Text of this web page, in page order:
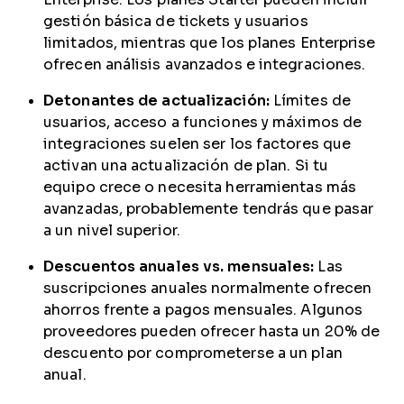
gestión básica de tickets y usuarios
limitados, mientras que los planes Enterprise
ofrecen análisis avanzados e integraciones.
Detonantes de actualización:Límites de
usuarios, acceso a funciones y máximos de
integraciones suelen ser los factores que
activan una actualización de plan. Si tu
equipo crece o necesita herramientas más
avanzadas, probablemente tendrás que pasar
a un nivel superior.
Descuentos anuales vs. mensuales: Las
suscripciones anuales normalmente ofrecen
ahorros frente a pagos mensuales. Algunos
proveedores pueden ofrecer hasta un 20% de
descuento por comprometerse a un plan
anual.